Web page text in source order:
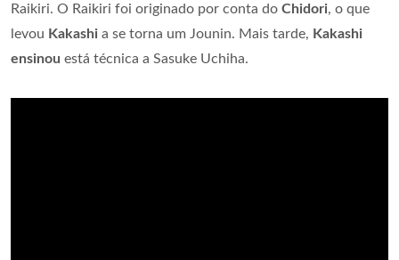
Raikiri. O Raikiri foi originado por conta do Chidori, o que
levou Kakashi a se torna um Jounin. Mais tarde, Kakashi
ensinou está técnica a Sasuke Uchiha.